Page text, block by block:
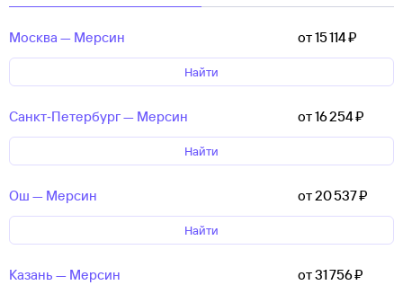
Москва — Мерсин от 15 ⁠114 ⁠₽
Найти
Санкт‑Петербург — Мерсин от 16 ⁠254 ⁠₽
Найти
Ош — Мерсин от 20 ⁠537 ⁠₽
Найти
Казань — Мерсин от 31 ⁠756 ⁠₽